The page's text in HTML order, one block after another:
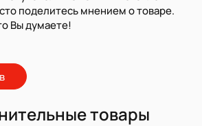
поделитесь мнением о товаре.
Вы думаете!
товары